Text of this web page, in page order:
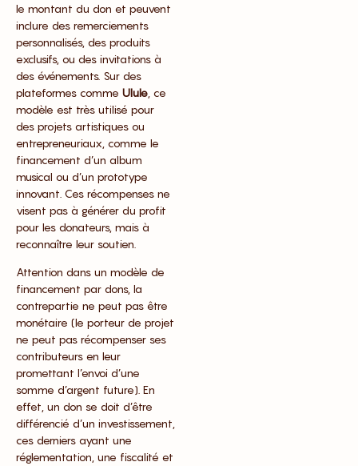
le montant du don et peuvent
inclure des remerciements
personnalisés, des produits
exclusifs, ou des invitations à
des événements. Sur des
plateformes comme Ulule , ce
modèle est très utilisé pour
des projets artistiques ou
entrepreneuriaux, comme le
financement d’un album
musical ou d’un prototype
innovant. Ces récompenses ne
visent pas à générer du profit
pour les donateurs, mais à
reconnaître leur soutien.
Attention dans un modèle de
financement par dons, la
contrepartie ne peut pas être
monétaire (le porteur de projet
ne peut pas récompenser ses
contributeurs en leur
promettant l’envoi d’une
somme d’argent future). En
effet, un don se doit d’être
différencié d’un investissement,
ces derniers ayant une
réglementation, une fiscalité et